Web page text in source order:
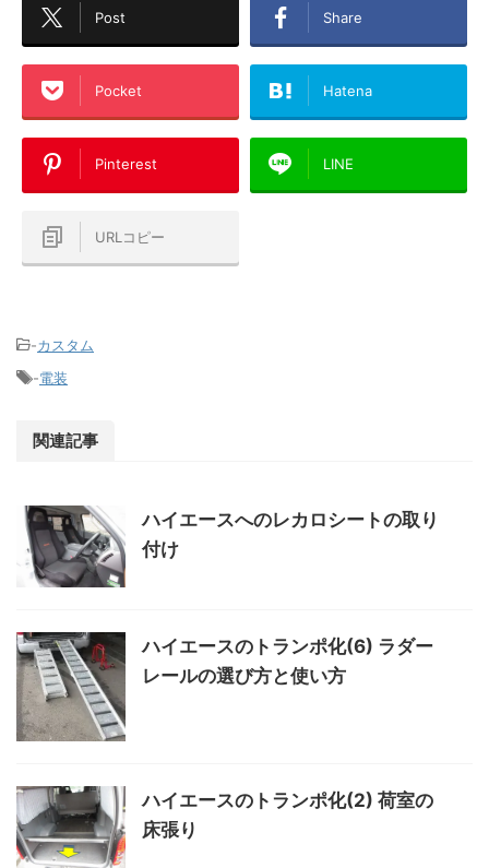
Post Share
Pocket Hatena
Pinterest LINE
URLコピー
-カスタム
-電装
関連記事
ハイエースへのレカロシートの取り
付け
ハイエースのトランポ化(6) ラダー
レールの選び方と使い方
ハイエースのトランポ化(2) 荷室の
床張り